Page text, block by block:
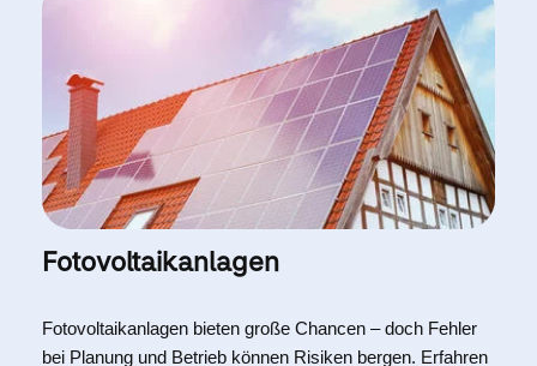
Fotovoltaikanlagen
Fotovoltaikanlagen bieten große Chancen – doch Fehler
bei Planung und Betrieb können Risiken bergen. Erfahren